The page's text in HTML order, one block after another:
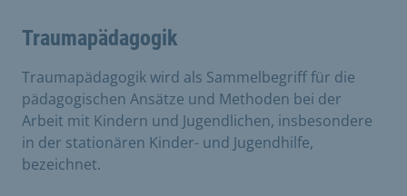
Traumapädagogik
Traumapädagogik wird als Sammelbegriff für die
pädagogischen Ansätze und Methoden bei der
Arbeit mit Kindern und Jugendlichen, insbesondere
in der stationären Kinder- und Jugendhilfe,
bezeichnet.